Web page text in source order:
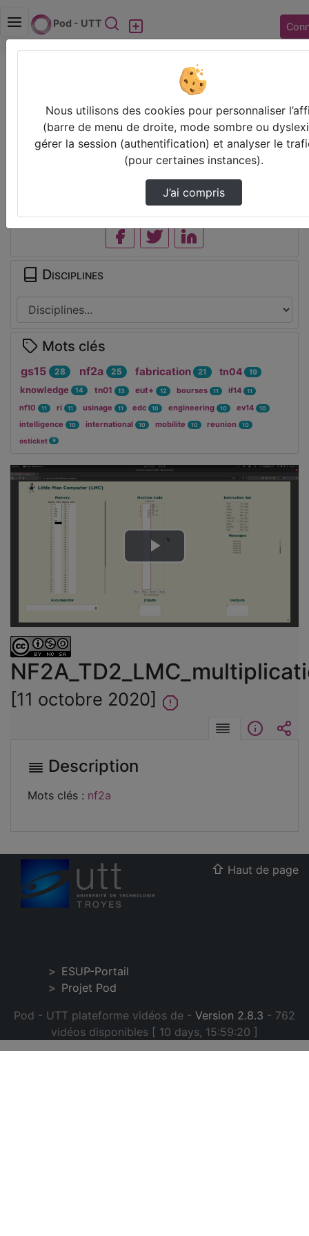
Pod - UTT Rechercher
NF2A_TD2_LMC_multiplication.mp4
Lire
la
vidéo
[11 octobre 2020]
Description
Description
Mots clés : nf2a
Prendre des notes
Il n’y a pas de note disponible pour vous pour cette vidéo.
Connectez-vous pour en créer une nouvelle.
Disciplines
Mots clés
gs15 28 nf2a 25 fabrication 21 tn04 19
knowledge 14 tn01 13 eut+ 12 bourses 11 if14 11
nf10 11 ri 11 usinage 11 edc 10 engineering 10 ev14 10
intelligence 10 international 10 mobilite 10 reunion 10
osticket 9
Haut de page
ESUP-Portail
Projet Pod
Pod - UTT plateforme vidéos de - Version 2.8.3 - 762
vidéos disponibles [ 10 days, 15:59:20 ]
Nous utilisons des cookies pour personnaliser
(barre de menu de droite, mode sombre ou
gérer la session (authentification) et analyser le
(pour certaines instances).
J’ai compris